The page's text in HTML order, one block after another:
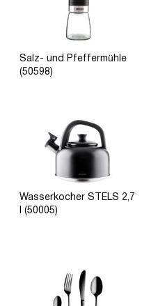
Salz- und Pfeffermühle
(50598)
Wasserkocher STELS 2,7
l (50005)